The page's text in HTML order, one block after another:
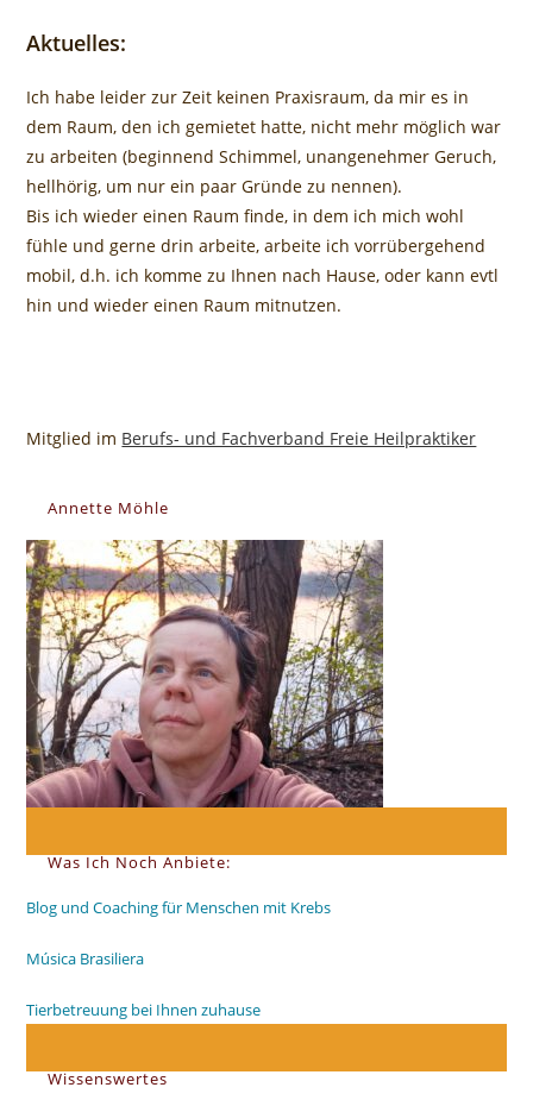
Aktuelles:
Ich habe leider zur Zeit keinen Praxisraum, da mir es in
dem Raum, den ich gemietet hatte, nicht mehr möglich war
zu arbeiten (beginnend Schimmel, unangenehmer Geruch,
hellhörig, um nur ein paar Gründe zu nennen).
Bis ich wieder einen Raum finde, in dem ich mich wohl
fühle und gerne drin arbeite, arbeite ich vorrübergehend
mobil, d.h. ich komme zu Ihnen nach Hause, oder kann evtl
hin und wieder einen Raum mitnutzen.
Mitglied im Berufs- und Fachverband Freie Heilpraktiker
Annette Möhle
Was Ich Noch Anbiete:
Blog und Coaching für Menschen mit Krebs
Música Brasiliera
Tierbetreuung bei Ihnen zuhause
Wissenswertes